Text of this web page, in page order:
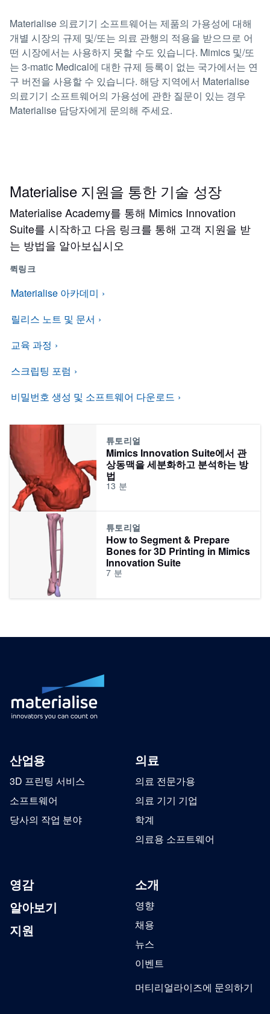
Materialise 의료기기 소프트웨어는 제품의 가용성에 대해
개별 시장의 규제 및/또는 의료 관행의 적용을 받으므로 어
떤 시장에서는 사용하지 못할 수도 있습니다. Mimics 및/또
는 3-matic Medical에 대한 규제 등록이 없는 국가에서는 연
구 버전을 사용할 수 있습니다. 해당 지역에서 Materialise
의료기기 소프트웨어의 가용성에 관한 질문이 있는 경우
Materialise 담당자에게 문의해 주세요.
Materialise 지원을 통한 기술 성장
Materialise Academy를 통해 Mimics Innovation
Suite를 시작하고 다음 링크를 통해 고객 지원을 받
는 방법을 알아보십시오
퀵링크
Materialise 아카데미
릴리스 노트 및 문서
교육 과정
스크립팅 포럼
비밀번호 생성 및 소프트웨어 다운로드
튜토리얼
Mimics Innovation Suite에서 관
상동맥을 세분화하고 분석하는 방
법
13 분
튜토리얼
How to Segment & Prepare
Bones for 3D Printing in Mimics
Innovation Suite
7 분
산업용
3D 프린팅 서비스
소프트웨어
당사의 작업 분야
의료
의료 전문가용
의료 기기 기업
학계
의료용 소프트웨어
영감
알아보기
지원
소개
영향
채용
뉴스
이벤트
머티리얼라이즈에 문의하기